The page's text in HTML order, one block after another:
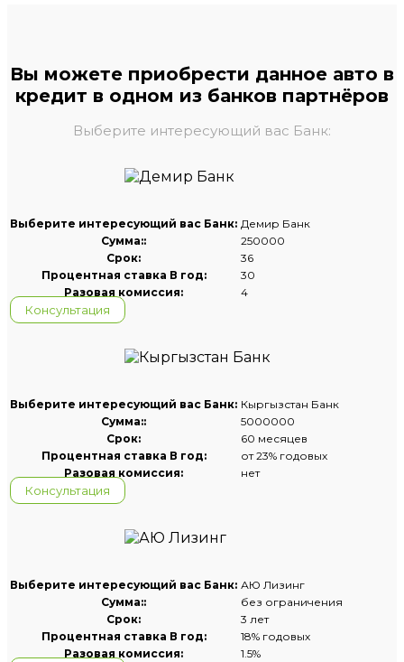
Вы можете приобрести данное авто в
кредит в одном из банков партнёров
Выберите интересующий вас Банк:
Выберите интересующий вас Банк: Демир Банк
Сумма::
250000
Срок:
36
Процентная ставка В год:
30
Разовая комиссия:
4
Консультация
Выберите интересующий вас Банк: Кыргызстан Банк
Сумма::
5000000
Срок:
60 месяцев
Процентная ставка В год:
от 23% годовых
Разовая комиссия:
нет
Консультация
Выберите интересующий вас Банк: АЮ Лизинг
Сумма::
без ограничения
Срок:
3 лет
Процентная ставка В год:
18% годовых
Разовая комиссия:
1.5%